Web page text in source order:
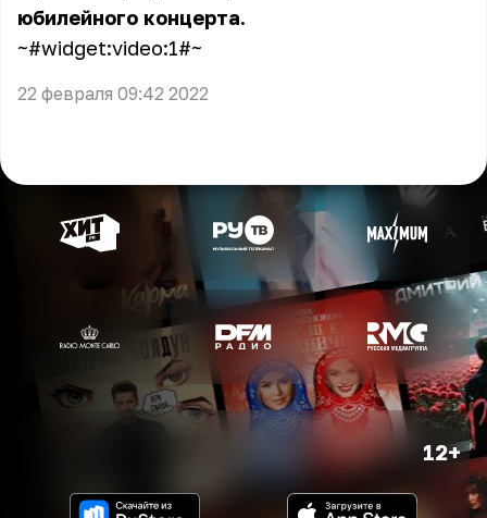
юбилейного концерта.
~#widget:video:1#~
22 февраля 09:42 2022
12+